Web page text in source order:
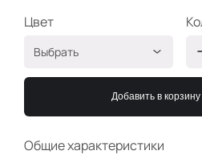
Общие характеристики
Цвет
Выбрать
Мультиколор
Добавить в корзину